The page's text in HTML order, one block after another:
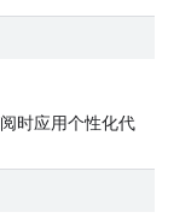
时应用个性化代